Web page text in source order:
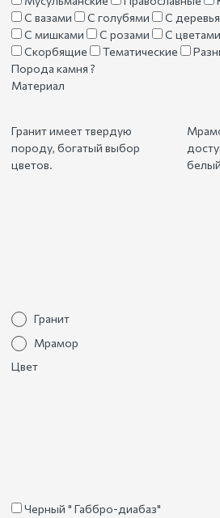
С вазами
С голубями С
С мишками
С розами С цветами
Скорбящие
Тематические
Порода камня ?
Материал
Гранит имеет твердую
породу, богатый выбор
цветов.
Гранит
Мрамор
Цвет
Черный " Габбро-диабаз"